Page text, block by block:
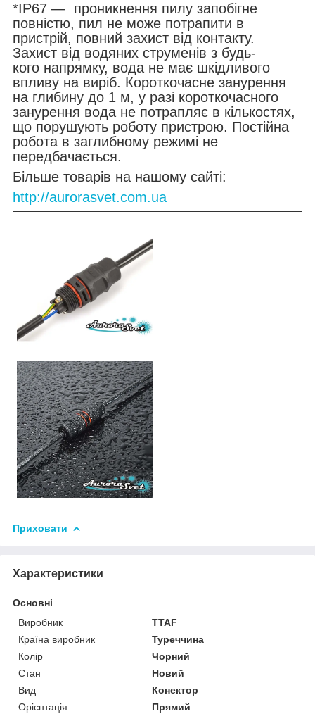
*IP67 ― проникнення пилу запобігне
повністю, пил не може потрапити в
пристрій, повний захист від контакту.
Захист від водяних струменів з будь-
кого напрямку, вода не має шкідливого
впливу на виріб. Короткочасне занурення
на глибину до 1 м, у разі короткочасного
занурення вода не потрапляє в кількостях,
що порушують роботу пристрою. Постійна
робота в заглибному режимі не
передбачається.
Більше товарів на нашому сайті:
http://aurorasvet.com.ua
Приховати
Характеристики
Основні
Виробник
TTAF
Країна виробник
Туреччина
Колір
Чорний
Стан
Новий
Вид
Конектор
Орієнтація
Прямий